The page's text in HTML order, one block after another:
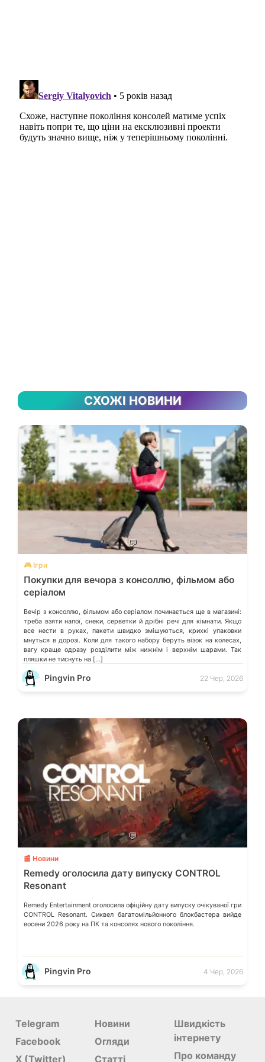
СХОЖІ НОВИНИ
💬
🎮 Ігри
Покупки для вечора з консоллю, фільмом або
серіалом
Вечір з консоллю, фільмом або серіалом починається ще в магазині:
треба взяти напої, снеки, серветки й дрібні речі для кімнати. Якщо
все нести в руках, пакети швидко змішуються, крихкі упаковки
мнуться в дорозі. Коли для такого набору беруть візок на колесах,
вагу краще одразу розділити між нижнім і верхнім шарами. Так
пляшки не тиснуть на […]
Pingvin Pro 22 Чер, 2026
💬
📰 Новини
Remedy оголосила дату випуску CONTROL
Resonant
Remedy Entertainment оголосила офіційну дату випуску очікуваної гри
CONTROL Resonant. Сиквел багатомільйонного блокбастера вийде
восени 2026 року на ПК та консолях нового покоління.
Pingvin Pro 4 Чер, 2026
Telegram
Facebook
X (Twitter)
Новини
Огляди
Статті
Швидкість
інтернету
Про команду